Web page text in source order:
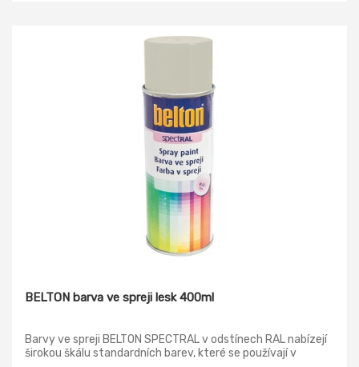
BELTON barva ve spreji lesk 400ml
Barvy ve spreji BELTON SPECTRAL v odstínech RAL nabízejí
širokou škálu standardních barev, které se používají v